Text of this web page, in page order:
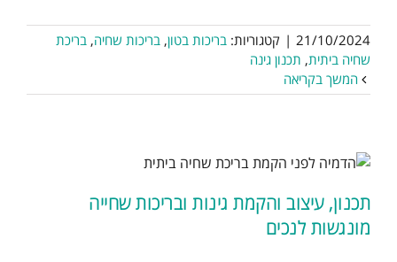
21/10/2024
| קטגוריות: בריכות בטון, בריכות שחיה, בריכת
שחיה ביתית, תכנון גינה
המשך בקריאה
תכנון, עיצוב והקמת גינות ובריכות שחייה
מונגשות לנכים